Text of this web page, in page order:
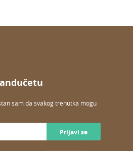
sam da svakog trenutka mogu
Prijavi se